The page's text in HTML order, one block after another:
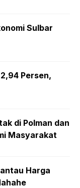
Sulbar
Persen,
di Polman dan
Masyarakat
Harga